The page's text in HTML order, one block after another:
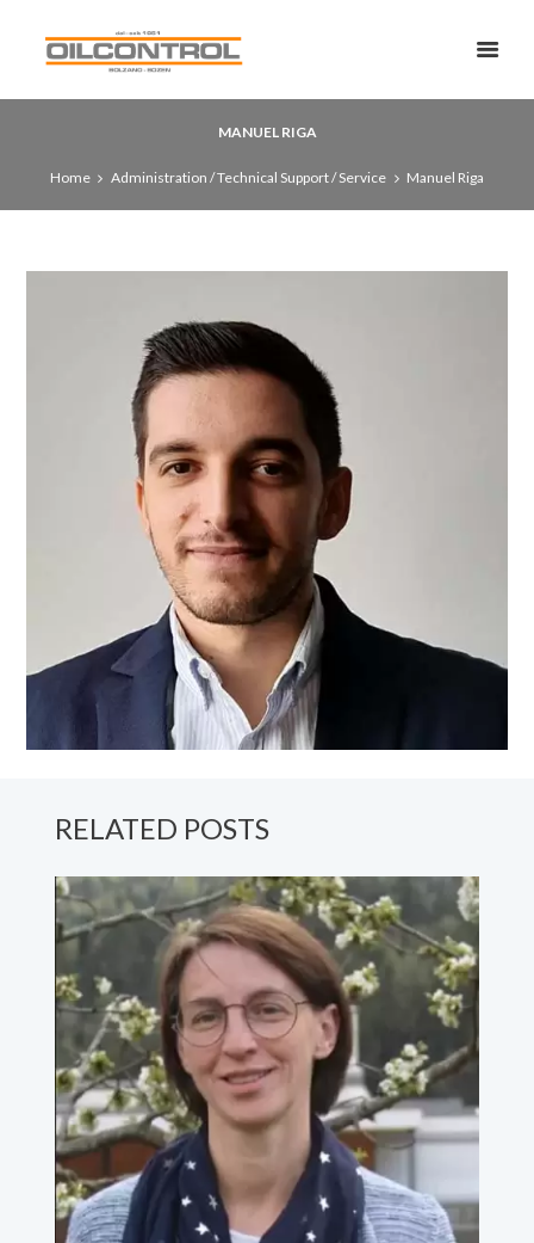
MANUEL RIGA
Home Administration / Technical Support / Service Manuel Riga
RELATED POSTS